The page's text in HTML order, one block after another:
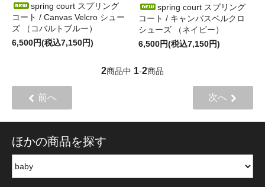
spring court スプリング
コート / Canvas Velcro シュー
ズ （コバルトブルー）
6,500円(税込7,150円)
spring court スプリング
コート / キャンバスベルクロ
シューズ （ネイビー）
6,500円(税込7,150円)
2商品中 1-2商品
前へ 次へ
ほかの商品を探す